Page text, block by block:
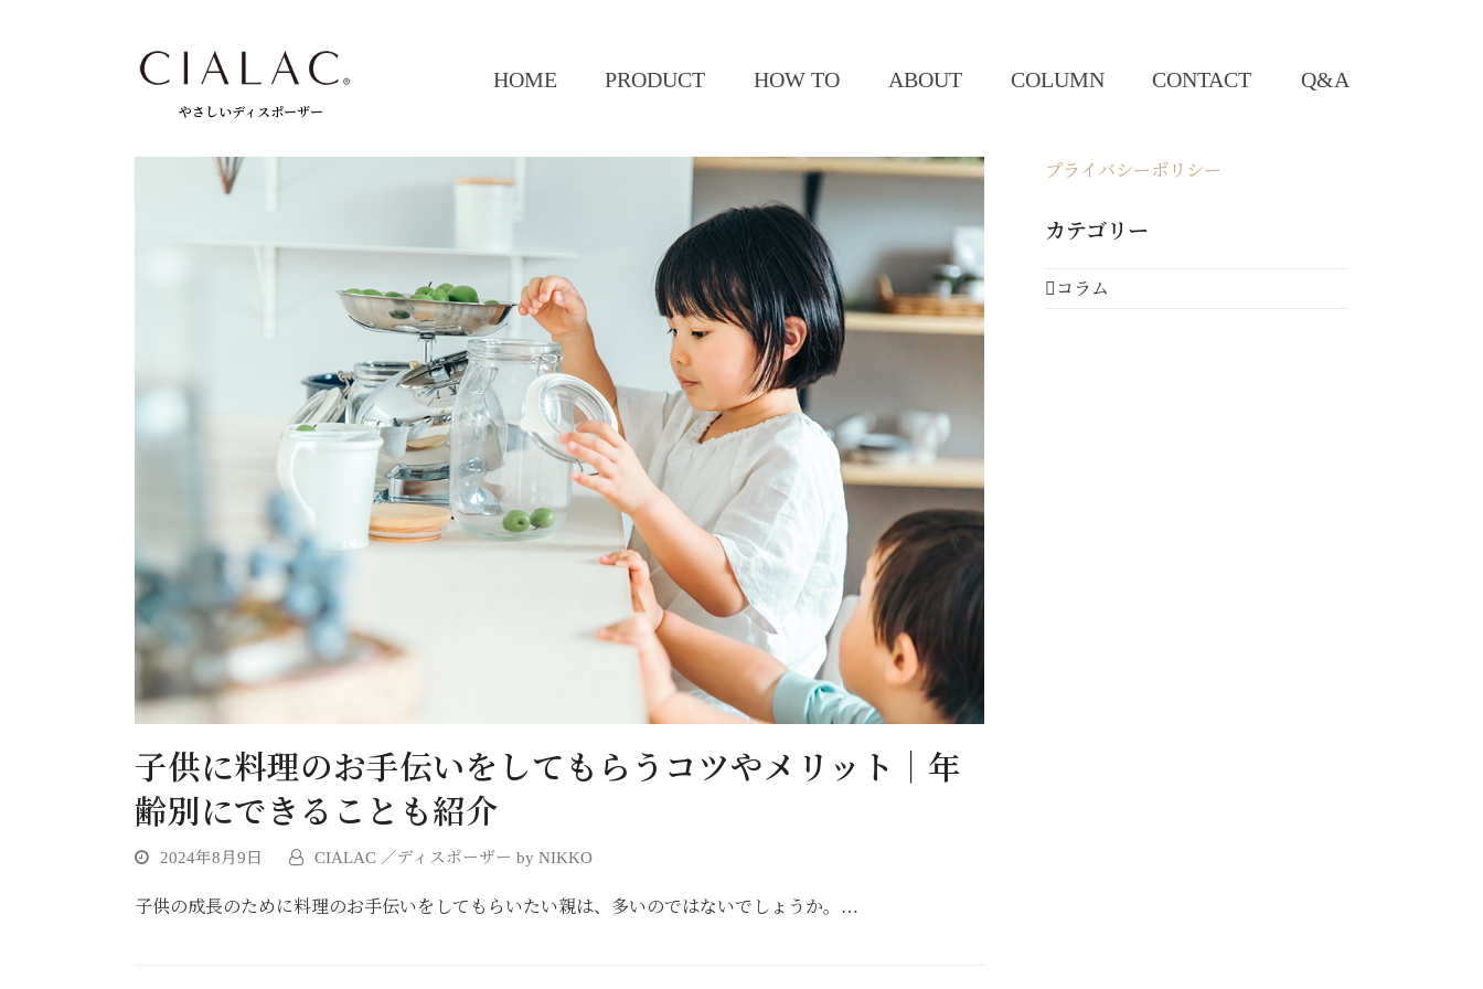
やさしいディスポーザー
HOME PRODUCT HOW TO ABOUT COLUMN CONTACT Q&A
子供に料理のお手伝いをしてもらうコツやメリット｜年
齢別にできることも紹介
2024年8月9日 CIALAC ／ディスポーザー by NIKKO
子供の成長のために料理のお手伝いをしてもらいたい親は、多いのではないでしょうか。…
プライバシーポリシー
カテゴリー
コラム